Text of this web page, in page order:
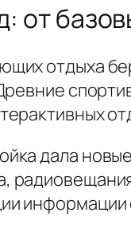
от
отдыха
дала
информации